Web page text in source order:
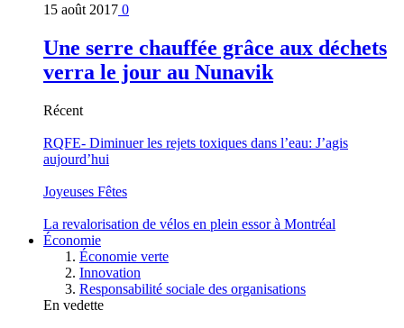
15 août 2017 0
Une serre chauffée grâce aux déchets
verra le jour au Nunavik
Récent
RQFE- Diminuer les rejets toxiques dans l’eau: J’agis
aujourd’hui
Joyeuses Fêtes
La revalorisation de vélos en plein essor à Montréal
Économie
Économie verte
Innovation
Responsabilité sociale des organisations
En vedette